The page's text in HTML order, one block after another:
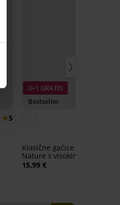
5
3+1 GRATIS
Bestseller
Klasične gaćice Bamboo
Nature s visokim strukom
15,99 €